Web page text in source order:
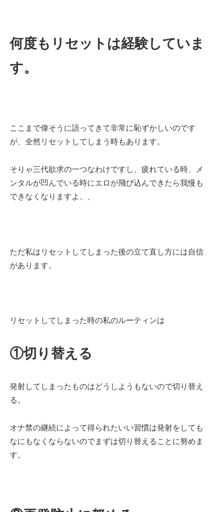
何度もリセットは経験していま
す。
ここまで偉そうに語ってきて非常に恥ずかしいのです
が、全然リセットしてしまう時もあります。
そりゃ三代欲求の一つなわけですし、疲れている時、メ
ンタルが凹んでいる時にエロが飛び込んできたら我慢も
できなくなりますよ、、
ただ私はリセットしてしまった後の立て直し方には自信
があります。
リセットしてしまった時の私のルーティンは
①切り替える
発射してしまったものはどうしようもないので切り替え
る。
オナ禁の継続によって得られたいい習慣は発射をしても
なにもなくならないのでまずは切り替えることに努めま
す。